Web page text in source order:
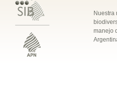
Nuestra
manejo